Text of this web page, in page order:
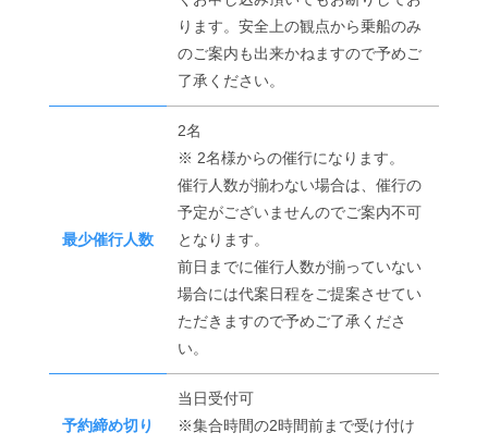
ります。安全上の観点から乗船のみ
のご案内も出来かねますので予めご
了承ください。
最少催行人数
2名
※ 2名様からの催行になります。
催行人数が揃わない場合は、催行の
予定がございませんのでご案内不可
となります。
前日までに催行人数が揃っていない
場合には代案日程をご提案させてい
ただきますので予めご了承くださ
い。
予約締め切り
当日受付可
※集合時間の2時間前まで受け付け